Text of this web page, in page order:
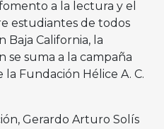
a la lectura y el
estudiantes de todos
Baja California, la
se suma a la campaña
la Fundación Hélice A. C.
Gerardo Arturo Solís